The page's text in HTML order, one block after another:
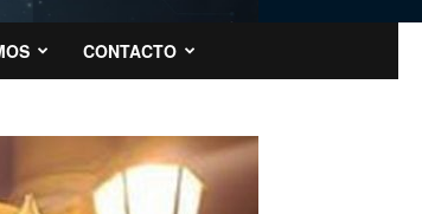
CONTACTO